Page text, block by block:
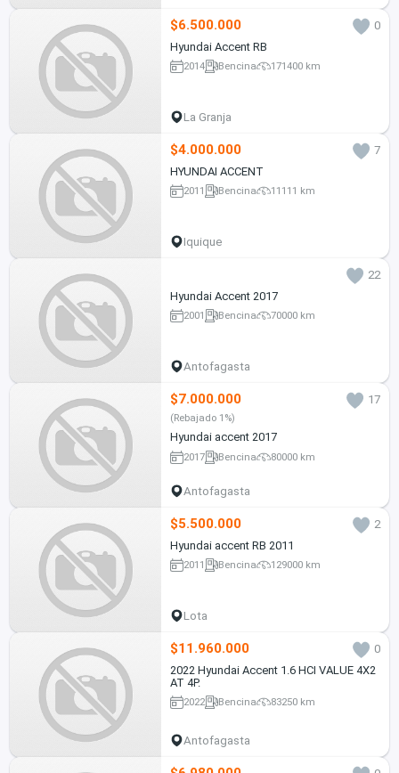
$6.500.000
0
Hyundai Accent RB
2014 Bencina 171400 km
La Granja
$4.000.000
7
HYUNDAI ACCENT
2011 Bencina 11111 km
Iquique
22
Hyundai Accent 2017
2001 Bencina 70000 km
Antofagasta
$7.000.000 17
(Rebajado 1%)
Hyundai accent 2017
2017 Bencina 80000 km
Antofagasta
$5.500.000
2
Hyundai accent RB 2011
2011 Bencina 129000 km
Lota
$11.960.000
0
2022 Hyundai Accent 1.6 HCI VALUE 4X2
AT 4P.
2022 Bencina 83250 km
Antofagasta